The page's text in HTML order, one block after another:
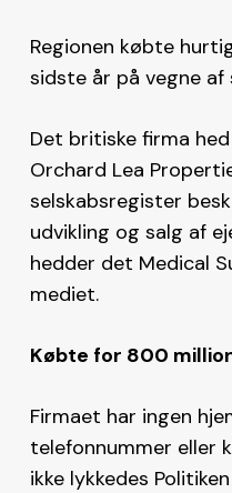
Regionen købte
sidste år på vegne
Det britiske firma
Orchard Lea
selskabsregister
udvikling og salg af
hedder det Medical
mediet.
Købte for 800
Firmaet har ingen
telefonnummer eller
ikke lykkedes